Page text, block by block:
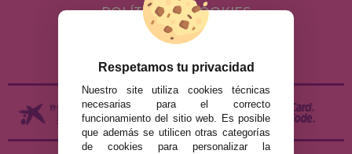
POLÍTICA DE COOKIES
ENVÍOS Y DEVOLUCIONES
Respetamos tu privacidad
Nuestro site utiliza cookies técnicas
necesarias para el correcto
funcionamiento del sitio web. Es posible
que además se utilicen otras categorías
de cookies para personalizar la